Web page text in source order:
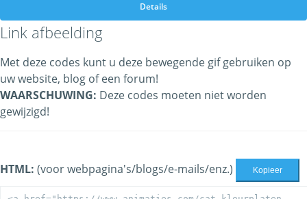
Details
Link afbeelding
Met deze codes kunt u deze bewegende gif gebruiken op
uw website, blog of een forum!
WAARSCHUWING: Deze codes moeten niet worden
gewijzigd!
HTML: (voor webpagina's/blogs/e-mails/enz.) Kopieer